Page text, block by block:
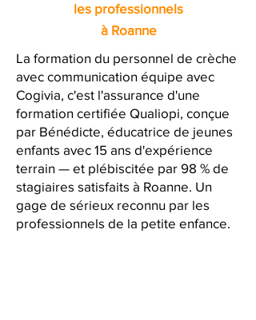
les professionnels
à Roanne
La formation du personnel de crèche
avec communication équipe avec
Cogivia, c'est l'assurance d'une
formation certifiée Qualiopi, conçue
par Bénédicte, éducatrice de jeunes
enfants avec 15 ans d'expérience
terrain — et plébiscitée par 98 % de
stagiaires satisfaits à Roanne. Un
gage de sérieux reconnu par les
professionnels de la petite enfance.